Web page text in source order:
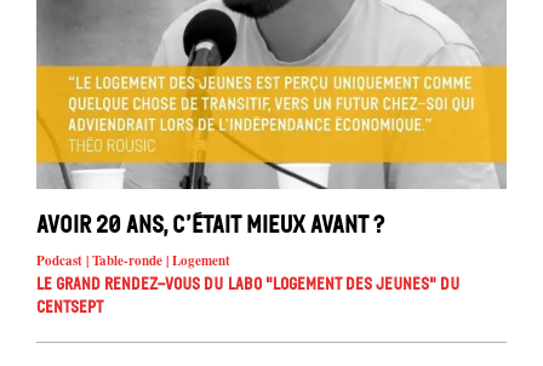
Avoir 20 ans, c’était mieux avant ?
Podcast | Table-ronde | Logement
Le Grand Rendez-vous du Labo "Logement des jeunes" du
Centsept